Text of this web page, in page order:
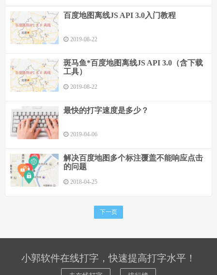
百度地图离线JS API 3.0入门教程
2019-08-22
斑马鱼*百度地图离线JS API 3.0（含下载
工具）
2019-08-22
最快的打字速度是多少？
2019-04-06
解决百度地图多个标注覆盖不能响应点击
的问题
2018-04-25
下一页
小郭软件在线打字，快速提高打字水平！